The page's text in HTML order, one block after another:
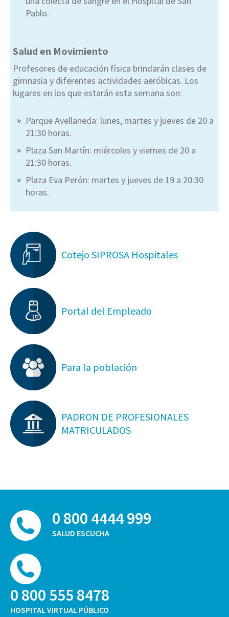
Pablo.
Salud en Movimiento
Profesores de educación física brindarán clases de
gimnasia y diferentes actividades aeróbicas. Los
lugares en los que estarán esta semana son:
Parque Avellaneda: lunes, martes y jueves de 20 a
21:30 horas.
Plaza San Martín: miércoles y viernes de 20 a
21:30 horas.
Plaza Eva Perón: martes y jueves de 19 a 20:30
horas.
Cotejo SIPROSA Hospitales
Portal del Empleado
Para la población
PADRON DE PROFESIONALES
MATRICULADOS
0 800 4444 999
SALUD ESCUCHA
0 800 555 8478
HOSPITAL VIRTUAL PÚBLICO